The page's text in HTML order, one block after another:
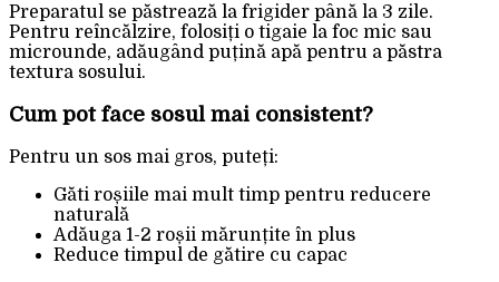
Preparatul se păstrează la frigider până la 3 zile.
Pentru reîncălzire, folosiți o tigaie la foc mic sau
microunde, adăugând puțină apă pentru a păstra
textura sosului.
Cum pot face sosul mai consistent?
Pentru un sos mai gros, puteți:
Găti roșiile mai mult timp pentru reducere
naturală
Adăuga 1-2 roșii mărunțite în plus
Reduce timpul de gătire cu capac